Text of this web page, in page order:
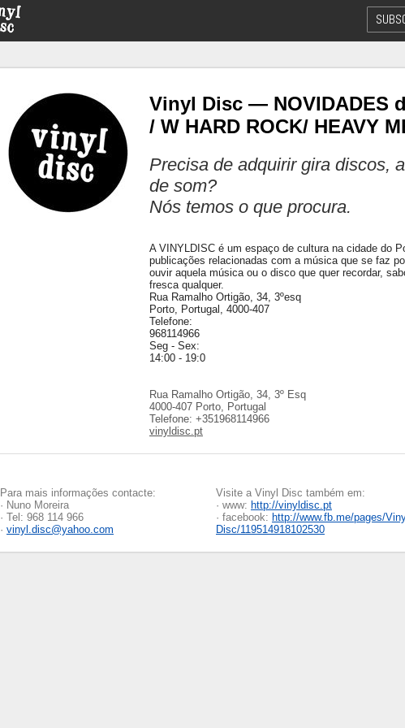
Vinyl Disc — NOVIDADES
/ W HARD ROCK/ HEAVY
Precisa de adquirir gira discos,
de som?
Nós temos o que procura.
A VINYLDISC é um espaço de cultura na cidade do
publicações relacionadas com a música que se faz
ouvir aquela música ou o disco que quer recordar,
fresca qualquer.
Rua Ramalho Ortigão, 34, 3ºesq
Porto, Portugal, 4000-407
Telefone:
968114966
Seg - Sex:
14:00 - 19:0
Rua Ramalho Ortigão, 34, 3º Esq
4000-407 Porto, Portugal
Telefone: +351968114966
vinyldisc.pt
Para mais informações contacte:
· Nuno Moreira
· Tel: 968 114 966
· vinyl.disc@yahoo.com
Visite a Vinyl Disc também em:
· www: http://vinyldisc.pt
· facebook: http://www.fb.me/pages/
Disc/119514918102530